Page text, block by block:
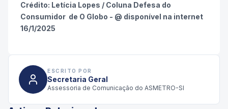
Crédito: Letícia Lopes / Coluna Defesa do
Consumidor de O Globo - @ disponível na internet
16/1/2025
ESCRITO POR
Secretaria Geral
Assessoria de Comunicação do ASMETRO-SI